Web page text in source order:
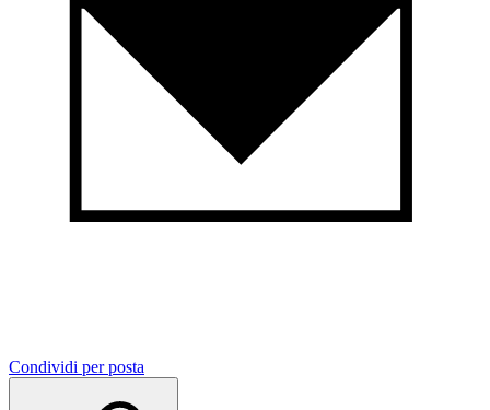
Condividi per posta